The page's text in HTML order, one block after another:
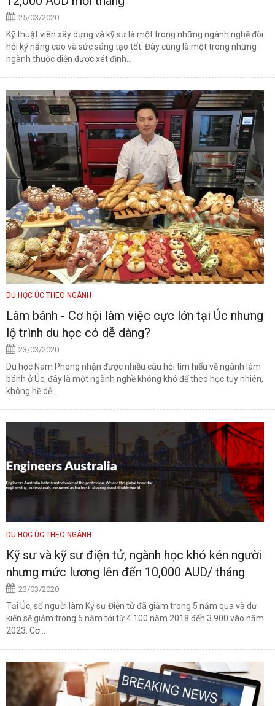
25/03/2020
Kỹ thuật viên xây dựng và kỹ sư là một trong những ngành nghề đòi
hỏi kỹ năng cao và sức sáng tạo tốt. Đây cũng là một trong những
ngành thuộc diện được xét định...
DU HỌC ÚC THEO NGÀNH
Làm bánh - Cơ hội làm việc cực lớn tại Úc nhưng
lộ trình du học có dễ dàng?
23/03/2020
Du học Nam Phong nhận được nhiều câu hỏi tìm hiểu về ngành làm
bánh ở Úc, đây là một ngành nghề không khó để theo học tuy nhiên,
không hề dễ...
DU HỌC ÚC THEO NGÀNH
Kỹ sư và kỹ sư điện tử, ngành học khó kén người
nhưng mức lương lên đến 10,000 AUD/ tháng
23/03/2020
Tại Úc, số người làm Kỹ sư Điện tử đã giảm trong 5 năm qua và dự
kiến ​​sẽ giảm trong 5 năm tới:từ 4.100 năm 2018 đến 3.900 vào năm
2023. Cơ...